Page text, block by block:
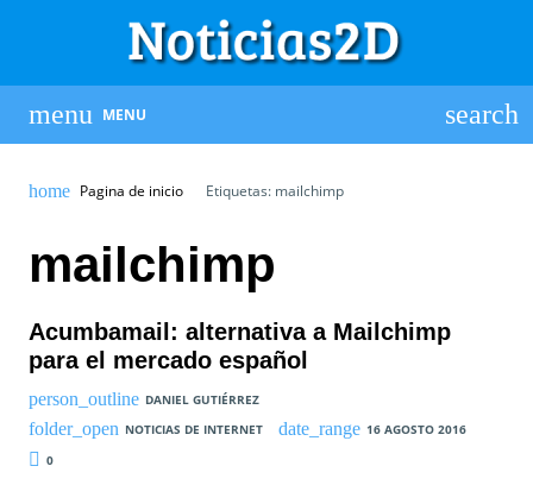
MENU
Pagina de inicio Etiquetas: mailchimp
mailchimp
Acumbamail: alternativa a Mailchimp
para el mercado español
DANIEL GUTIÉRREZ
NOTICIAS DE INTERNET
16 AGOSTO 2016
0